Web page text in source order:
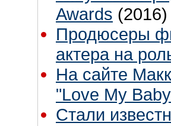
Awards (2016)
Продюсеры
актера на
На сайте
"Love My
Стали